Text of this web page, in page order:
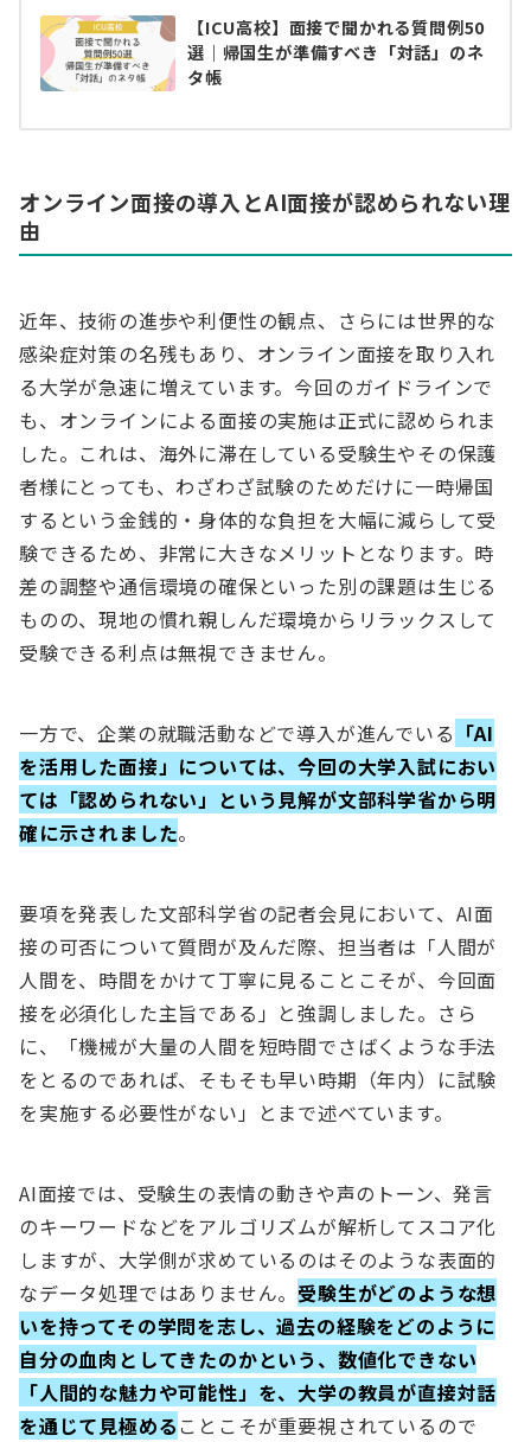
【ICU高校】面接で聞かれる質問例50
選｜帰国生が準備すべき「対話」のネ
タ帳
オンライン面接の導入とAI面接が認められない理
由
近年、技術の進歩や利便性の観点、さらには世界的な
感染症対策の名残もあり、オンライン面接を取り入れ
る大学が急速に増えています。今回のガイドラインで
も、オンラインによる面接の実施は正式に認められま
した。これは、海外に滞在している受験生やその保護
者様にとっても、わざわざ試験のためだけに一時帰国
するという金銭的・身体的な負担を大幅に減らして受
験できるため、非常に大きなメリットとなります。時
差の調整や通信環境の確保といった別の課題は生じる
ものの、現地の慣れ親しんだ環境からリラックスして
受験できる利点は無視できません。
一方で、企業の就職活動などで導入が進んでいる 「AI
を活用した面接」については、今回の大学入試におい
ては「認められない」という見解が文部科学省から明
確に示されました。
要項を発表した文部科学省の記者会見において、AI面
接の可否について質問が及んだ際、担当者は「人間が
人間を、時間をかけて丁寧に見ることこそが、今回面
接を必須化した主旨である」と強調しました。さら
に、「機械が大量の人間を短時間でさばくような手法
をとるのであれば、そもそも早い時期（年内）に試験
を実施する必要性がない」とまで述べています。
AI面接では、受験生の表情の動きや声のトーン、発言
のキーワードなどをアルゴリズムが解析してスコア化
しますが、大学側が求めているのはそのような表面的
なデータ処理ではありません。 受験生がどのような想
いを持ってその学問を志し、過去の経験をどのように
自分の血肉としてきたのかという、数値化できない
「人間的な魅力や可能性」を、大学の教員が直接対話
を通じて見極める ことこそが重要視されているので